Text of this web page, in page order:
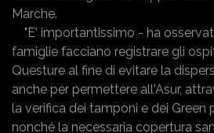
Marche.
"E' importantissimo - ha
famiglie facciano registrare gli
Questure al fine di evitare la
anche per permettere all'Asur,
la verifica dei tamponi e dei Green
nonché la necessaria copertura